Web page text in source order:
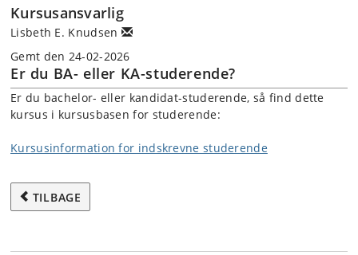
Kursusansvarlig
Lisbeth E. Knudsen
Gemt den 24-02-2026
Er du BA- eller KA-studerende?
Er du bachelor- eller kandidat-studerende, så find dette
kursus i kursusbasen for studerende:
Kursusinformation for indskrevne studerende
TILBAGE